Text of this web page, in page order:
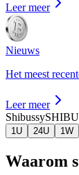
Leer meer
Nieuws
Het meest
Leer meer
Shibussy
1U 24U 1W
Waarom